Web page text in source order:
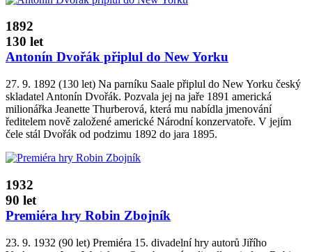
1892
130 let
Antonín Dvořák připlul do New Yorku
27. 9. 1892 (130 let) Na parníku Saale připlul do New Yorku český
skladatel Antonín Dvořák. Pozvala jej na jaře 1891 americká
milionářka Jeanette Thurberová, která mu nabídla jmenování
ředitelem nově založené americké Národní konzervatoře. V jejím
čele stál Dvořák od podzimu 1892 do jara 1895.
1932
90 let
Premiéra hry Robin Zbojník
23. 9. 1932 (90 let) Premiéra 15. divadelní hry autorů Jiřího